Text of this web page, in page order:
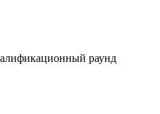
раунд